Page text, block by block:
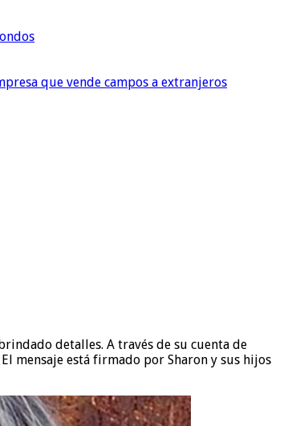
que vende campos a extranjeros
detalles. A través de su cuenta de
mensaje está firmado por Sharon y sus hijos